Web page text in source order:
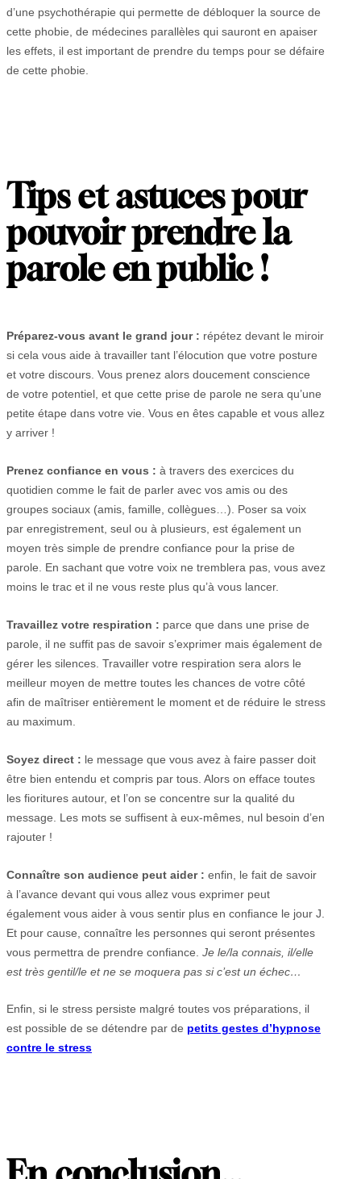
d’une psychothérapie qui permette de débloquer la source de
cette phobie, de médecines parallèles qui sauront en apaiser
les effets, il est important de prendre du temps pour se défaire
de cette phobie.
Tips et astuces pour
pouvoir prendre la
parole en public !
Préparez-vous avant le grand jour : répétez devant le miroir
si cela vous aide à travailler tant l’élocution que votre posture
et votre discours. Vous prenez alors doucement conscience
de votre potentiel, et que cette prise de parole ne sera qu’une
petite étape dans votre vie. Vous en êtes capable et vous allez
y arriver !
Prenez confiance en vous : à travers des exercices du
quotidien comme le fait de parler avec vos amis ou des
groupes sociaux (amis, famille, collègues…). Poser sa voix
par enregistrement, seul ou à plusieurs, est également un
moyen très simple de prendre confiance pour la prise de
parole. En sachant que votre voix ne tremblera pas, vous avez
moins le trac et il ne vous reste plus qu’à vous lancer.
Travaillez votre respiration : parce que dans une prise de
parole, il ne suffit pas de savoir s’exprimer mais également de
gérer les silences. Travailler votre respiration sera alors le
meilleur moyen de mettre toutes les chances de votre côté
afin de maîtriser entièrement le moment et de réduire le stress
au maximum.
Soyez direct : le message que vous avez à faire passer doit
être bien entendu et compris par tous. Alors on efface toutes
les fioritures autour, et l’on se concentre sur la qualité du
message. Les mots se suffisent à eux-mêmes, nul besoin d’en
rajouter !
Connaître son audience peut aider : enfin, le fait de savoir
à l’avance devant qui vous allez vous exprimer peut
également vous aider à vous sentir plus en confiance le jour J.
Et pour cause, connaître les personnes qui seront présentes
vous permettra de prendre confiance. Je le/la connais, il/elle
est très gentil/le et ne se moquera pas si c’est un échec…
Enfin, si le stress persiste malgré toutes vos préparations, il
est possible de se détendre par de petits gestes d’hypnose
contre le stress